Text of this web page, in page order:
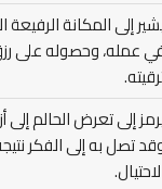
إلى المكانة الرفيعة
عمله، وحصوله على
إلى تعرض الحالم إلى
تصل به إلى الفكر